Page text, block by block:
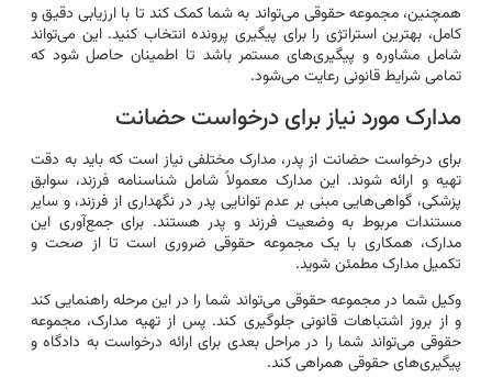
همچنین، مجموعه حقوقی می‌تواند به شما کمک کند تا با ارزیابی دقیق و
کامل، بهترین استراتژی را برای پیگیری پرونده انتخاب کنید. این می‌تواند
شامل مشاوره و پیگیری‌های مستمر باشد تا اطمینان حاصل شود که
تمامی شرایط قانونی رعایت می‌شود.
مدارک مورد نیاز برای درخواست حضانت
برای درخواست حضانت از پدر، مدارک مختلفی نیاز است که باید به دقت
تهیه و ارائه شوند. این مدارک معمولاً شامل شناسنامه فرزند، سوابق
پزشکی، گواهی‌هایی مبنی بر عدم توانایی پدر در نگهداری از فرزند، و سایر
مستندات مربوط به وضعیت فرزند و پدر هستند. برای جمع‌آوری این
مدارک، همکاری با یک مجموعه حقوقی ضروری است تا از صحت و
تکمیل مدارک مطمئن شوید.
وکیل شما در مجموعه حقوقی می‌تواند شما را در این مرحله راهنمایی کند
و از بروز اشتباهات قانونی جلوگیری کند. پس از تهیه مدارک، مجموعه
حقوقی می‌تواند شما را در مراحل بعدی برای ارائه درخواست به دادگاه و
پیگیری‌های حقوقی همراهی کند.